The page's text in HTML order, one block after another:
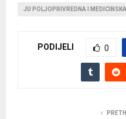
JU POLJOPRIVREDNA I
PODIJELI 0